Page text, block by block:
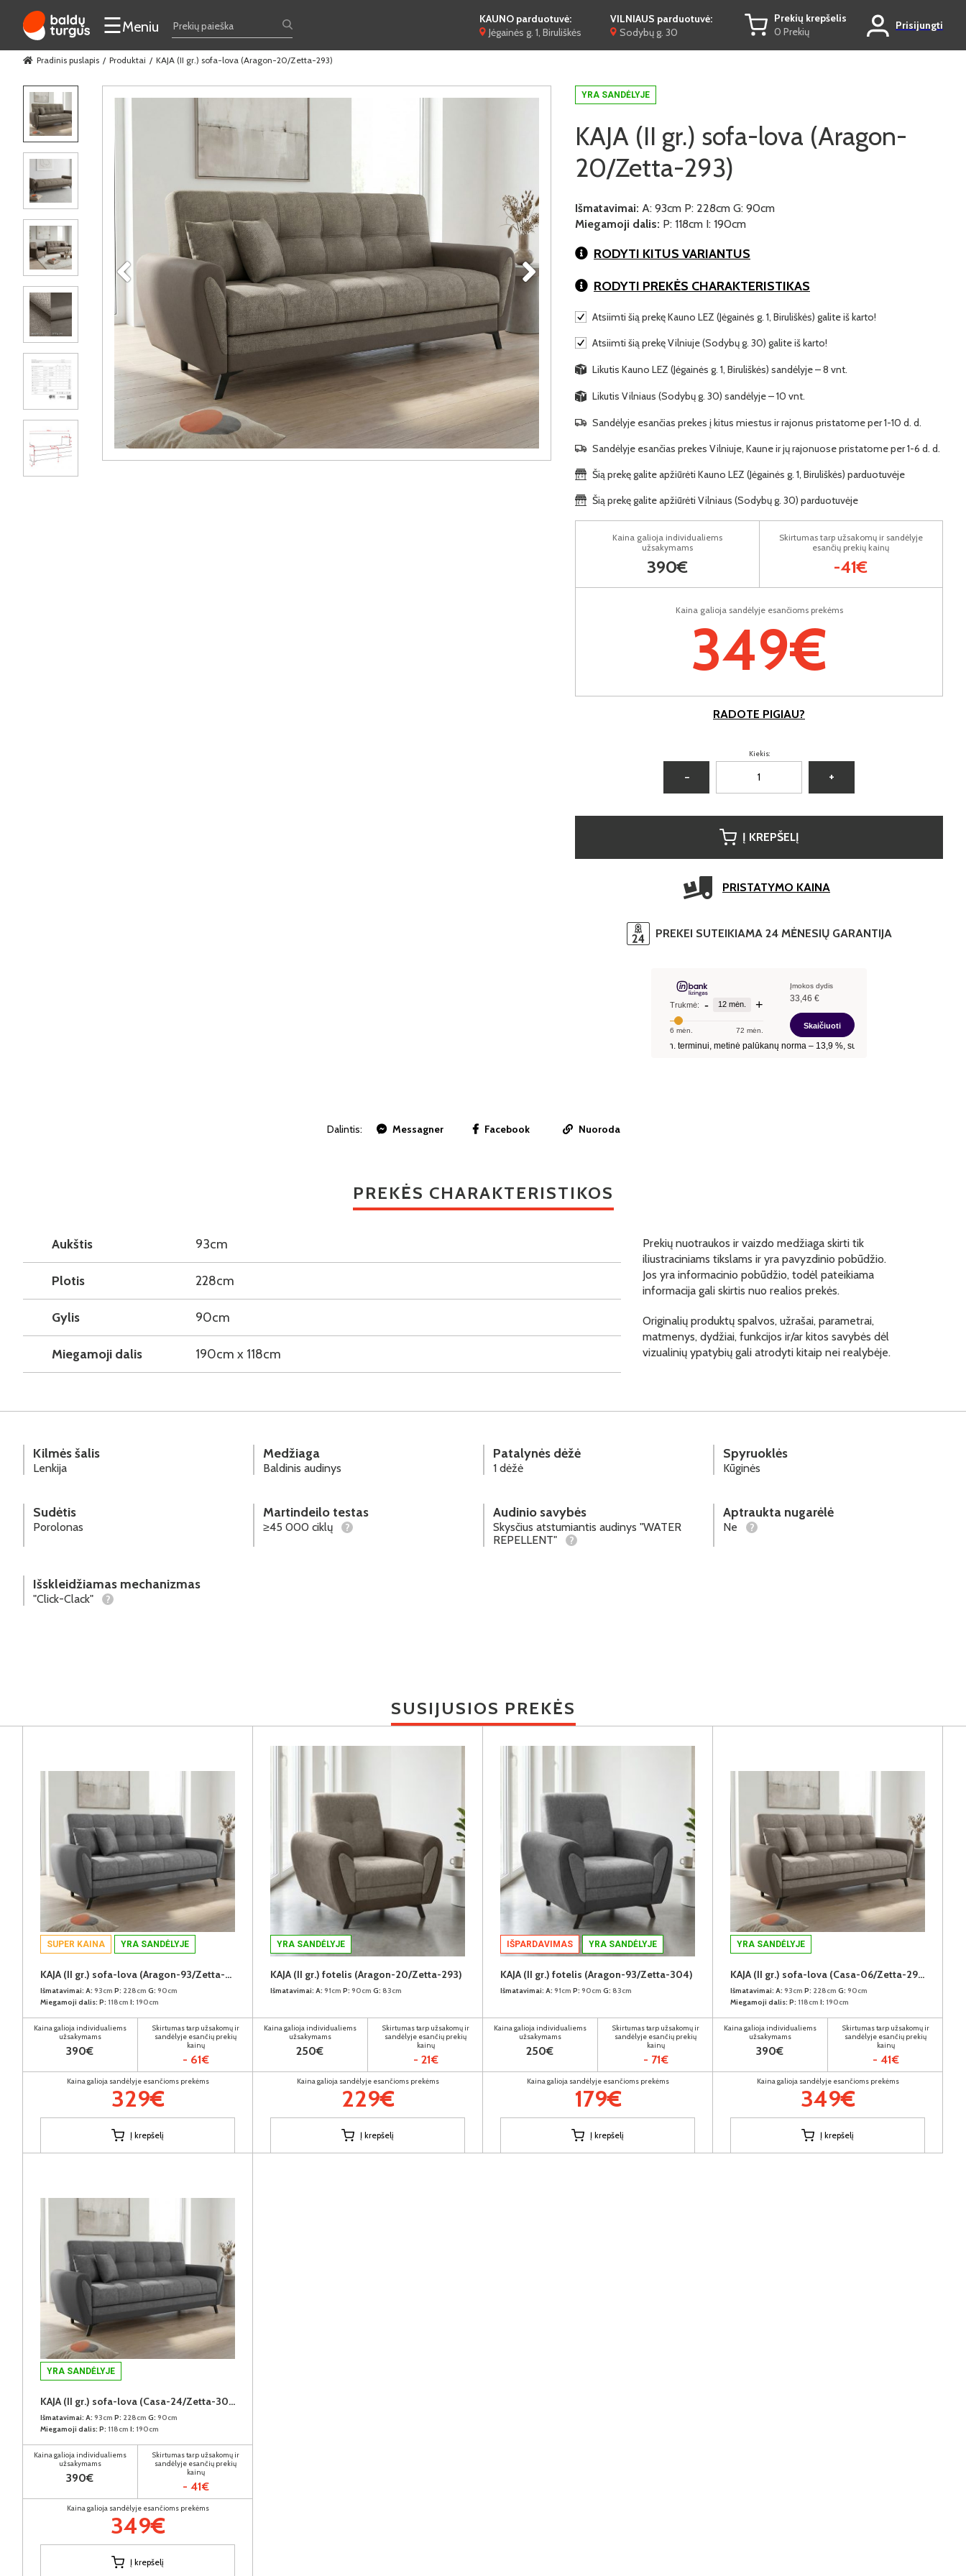
☰Meniu
KAUNO parduotuvė:
Jėgainės g. 1, Biruliškės
VILNIAUS parduotuvė:
Sodybų g. 30
Prekių krepšelis
0 Prekių
Prisijungti
Pradinis puslapis Produktai KAJA (II gr.) sofa-lova (Aragon-20/Zetta-293)
YRA SANDĖLYJE
KAJA (II gr.) sofa-lova (Aragon-
20/Zetta-293)
Išmatavimai: A: 93cm P: 228cm G: 90cm
Miegamoji dalis: P: 118cm I: 190cm
RODYTI KITUS VARIANTUS
RODYTI PREKĖS CHARAKTERISTIKAS
Atsiimti šią prekę Kauno LEZ (Jėgainės g. 1, Biruliškės) galite iš karto!
Atsiimti šią prekę Vilniuje (Sodybų g. 30) galite iš karto!
Likutis Kauno LEZ (Jėgainės g. 1, Biruliškės) sandėlyje – 8 vnt.
Likutis Vilniaus (Sodybų g. 30) sandėlyje – 10 vnt.
Sandėlyje esančias prekes į kitus miestus ir rajonus pristatome per 1-10 d. d.
Sandėlyje esančias prekes Vilniuje, Kaune ir jų rajonuose pristatome per 1-6 d. d.
Šią prekę galite apžiūrėti Kauno LEZ (Jėgainės g. 1, Biruliškės) parduotuvėje
Šią prekę galite apžiūrėti Vilniaus (Sodybų g. 30) parduotuvėje
Kaina galioja sandėlyje esančioms prekėms
349€
Kaina galioja individualiems
užsakymams
390€
Skirtumas tarp užsakomų ir sandėlyje
esančių prekių kainų
-41€
RADOTE PIGIAU?
Kiekis:
− +
Į KREPŠELĮ
PRISTATYMO KAINA
PREKEI SUTEIKIAMA 24 MĖNESIŲ GARANTIJA
Dalintis: Messagner Facebook Nuoroda
PREKĖS CHARAKTERISTIKOS
Aukštis 93cm
Plotis 228cm
Gylis 90cm
Miegamoji dalis 190cm x 118cm
Prekių nuotraukos ir vaizdo medžiaga skirti tik
iliustraciniams tikslams ir yra pavyzdinio pobūdžio.
Jos yra informacinio pobūdžio, todėl pateikiama
informacija gali skirtis nuo realios prekės.
Originalių produktų spalvos, užrašai, parametrai,
matmenys, dydžiai, funkcijos ir/ar kitos savybės dėl
vizualinių ypatybių gali atrodyti kitaip nei realybėje.
Kilmės šalis
Lenkija
Medžiaga
Baldinis audinys
Patalynės dėžė
1 dėžė
Spyruoklės
Kūginės
Sudėtis
Porolonas
Martindeilo testas
≥45 000 ciklų ?
Audinio savybės
Skysčius atstumiantis audinys "WATER
REPELLENT"
?
Aptraukta nugarėlė
Ne ?
Išskleidžiamas mechanizmas
"Click-Clack" ?
SUSIJUSIOS PREKĖS
SUPER KAINA YRA SANDĖLYJE
KAJA (II gr.) sofa-lova (Aragon-93/Zetta-304)
Išmatavimai: A: 93cm P: 228cm G: 90cm
Miegamoji dalis: P: 118cm I: 190cm
Kaina galioja individualiems
užsakymams
390€
Skirtumas tarp užsakomų ir
sandėlyje esančių prekių
kainų
- 61€
Kaina galioja sandėlyje esančioms prekėms
329€
Į krepšelį
YRA SANDĖLYJE
KAJA (II gr.) fotelis (Aragon-20/Zetta-293)
Išmatavimai: A: 91cm P: 90cm G: 83cm
Kaina galioja individualiems
užsakymams
250€
Skirtumas tarp užsakomų ir
sandėlyje esančių prekių
kainų
- 21€
Kaina galioja sandėlyje esančioms prekėms
229€
Į krepšelį
IŠPARDAVIMAS YRA SANDĖLYJE
KAJA (II gr.) fotelis (Aragon-93/Zetta-304)
Išmatavimai: A: 91cm P: 90cm G: 83cm
Kaina galioja individualiems
užsakymams
250€
Skirtumas tarp užsakomų ir
sandėlyje esančių prekių
kainų
- 71€
Kaina galioja sandėlyje esančioms prekėms
179€
Į krepšelį
YRA SANDĖLYJE
KAJA (II gr.) sofa-lova (Casa-06/Zetta-293)
Išmatavimai: A: 93cm P: 228cm G: 90cm
Miegamoji dalis: P: 118cm I: 190cm
Kaina galioja individualiems
užsakymams
390€
Skirtumas tarp užsakomų ir
sandėlyje esančių prekių
kainų
- 41€
Kaina galioja sandėlyje esančioms prekėms
349€
Į krepšelį
YRA SANDĖLYJE
KAJA (II gr.) sofa-lova (Casa-24/Zetta-305)
Išmatavimai: A: 93cm P: 228cm G: 90cm
Miegamoji dalis: P: 118cm I: 190cm
Kaina galioja individualiems
užsakymams
390€
Skirtumas tarp užsakomų ir
sandėlyje esančių prekių
kainų
- 41€
Kaina galioja sandėlyje esančioms prekėms
349€
Į krepšelį